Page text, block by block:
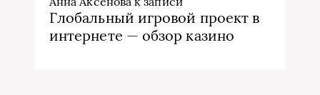
Глобальный игровой проект в
интернете — обзор казино